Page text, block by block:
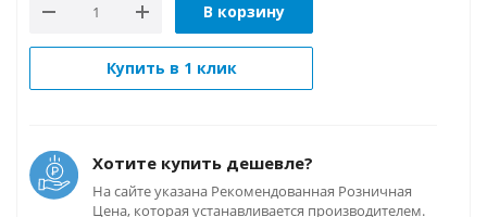
В корзину
Купить в 1 клик
Хотите купить дешевле?
На сайте указана Рекомендованная Розничная
Цена, которая устанавливается производителем.